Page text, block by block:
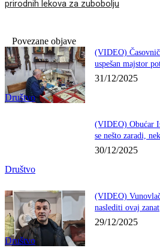
prirodnih lekova za zubobolju
Povezane objave
Društvo
(VIDEO)
uspešan majstor
31/12/2025
Društvo
(VIDEO) Obućar
se nešto zaradi,
30/12/2025
Društvo
(VIDEO)
naslediti ovaj zanat
29/12/2025